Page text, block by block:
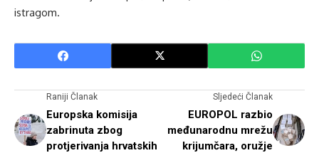
istragom.
Raniji Članak
Europska komisija
zabrinuta zbog
protjerivanja hrvatskih
Sljedeći Članak
EUROPOL razbio
međunarodnu mrežu
krijumčara, oružje